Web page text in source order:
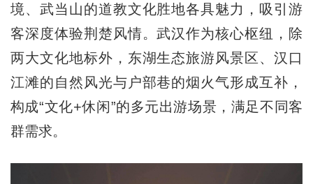
境、武当山的道教文化胜地各具魅力，吸引游
客深度体验荆楚风情。武汉作为核心枢纽，除
两大文化地标外，东湖生态旅游风景区、汉口
江滩的自然风光与户部巷的烟火气形成互补，
构成“文化+休闲”的多元出游场景，满足不同客
群需求。